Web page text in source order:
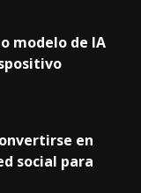
modelo de IA
en
social para